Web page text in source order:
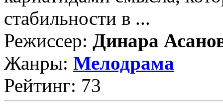
стабильности в ...
Режиссер: Динара
Жанры: Мелодрама
Рейтинг: 73